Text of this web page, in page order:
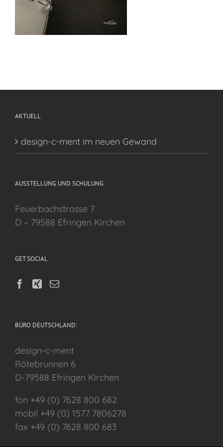
AKTUELL
design-c-ment im neuen Gewand
AUSSTELLUNG UND SCHULUNG
Feuerbachstrasse 7
D – 79588 Efringen Kirchen
GET SOCIAL
BÜRO DEUTSCHLAND:
design-c-ment
Rötebrunnen 6
D-79588 Efringen Kirchen
fon +49 (0) 7628 800 682
mobil +49 (0) 1577 7806278
fax +49 (0) 7628 800 683